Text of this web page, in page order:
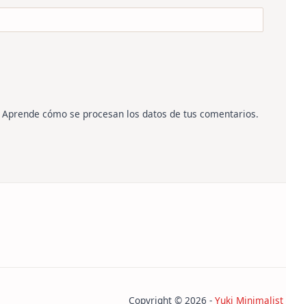
Aprende cómo se procesan los datos de tus comentarios.
Copyright © 2026 - Yuki Minimalist